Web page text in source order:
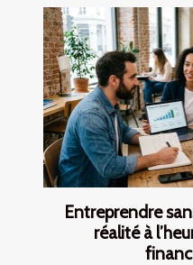
Entreprendre
réalité à